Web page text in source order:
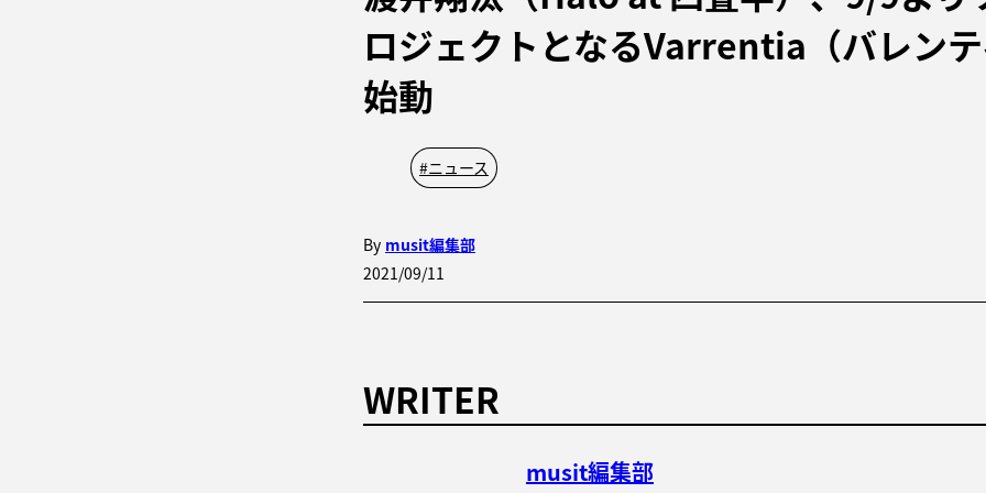
ロジェクトとなるVarrentia（バレン
始動
#ニュース
By musit編集部
2021/09/11
WRITER
musit編集部